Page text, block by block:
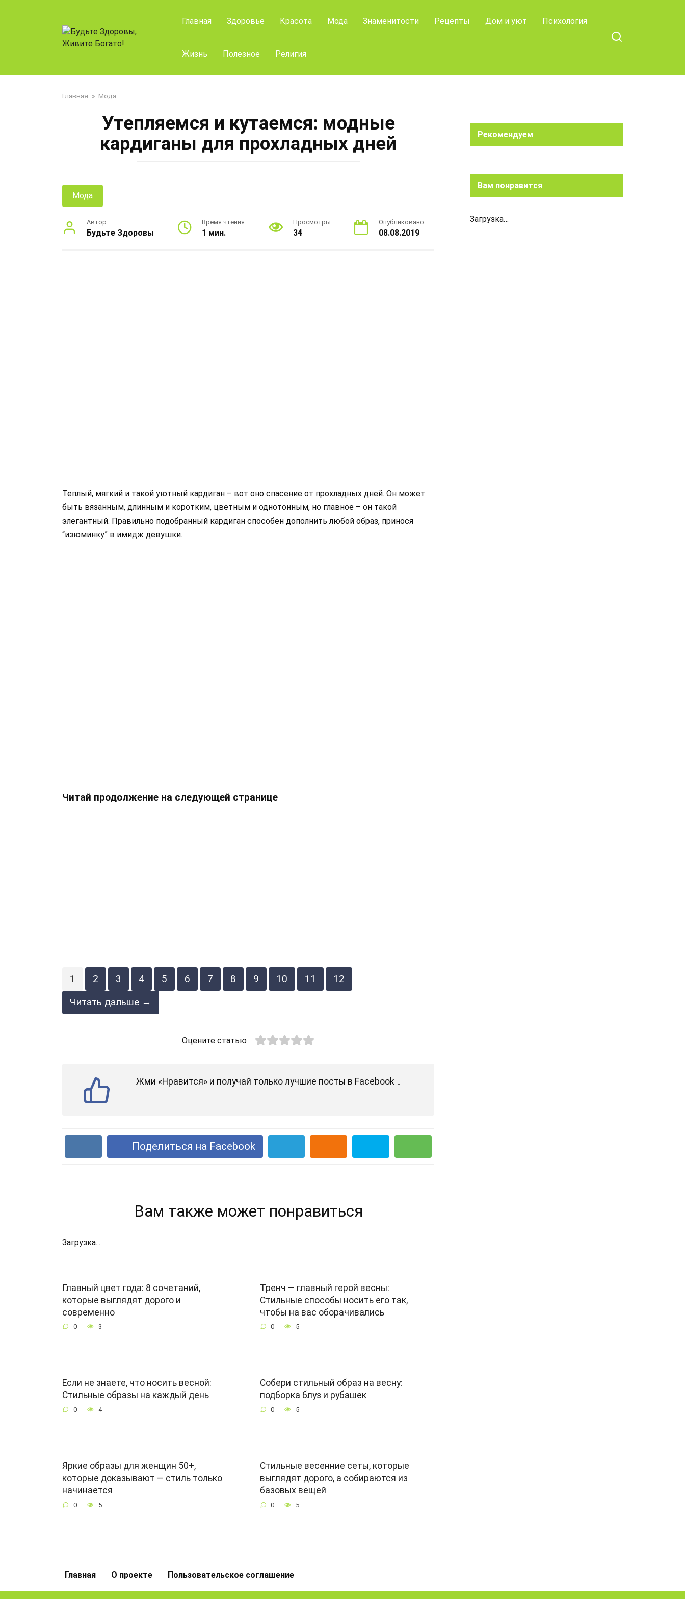
Главная Здоровье Красота Мода Знаменитости Рецепты Дом и уют Психология
Жизнь Полезное Религия
Главная » Мода
Утепляемся и кутаемся: модные
кардиганы для прохладных дней
Мода
Автор
Будьте Здоровы
Время чтения
1 мин.
Просмотры
34
Опубликовано
08.08.2019
Теплый, мягкий и такой уютный кардиган – вот оно спасение от прохладных дней. Он может
быть вязанным, длинным и коротким, цветным и однотонным, но главное – он такой
элегантный. Правильно подобранный кардиган способен дополнить любой образ, принося
“изюминку” в имидж девушки.
Читай продолжение на следующей странице
1 2 3 4 5 6 7 8 9 10 11
12
Читать дальше →
Оцените статью
Жми «Нравится» и получай только лучшие посты в Facebook ↓
Поделиться на Facebook
Вам также может понравиться
Загрузка...
Главный цвет года: 8 сочетаний,
которые выглядят дорого и
современно
0 3
Тренч — главный герой весны:
Стильные способы носить его так,
чтобы на вас оборачивались
0 5
Если не знаете, что носить весной:
Стильные образы на каждый день
0 4
Собери стильный образ на весну:
подборка блуз и рубашек
0 5
Яркие образы для женщин 50+,
которые доказывают — стиль только
начинается
0 5
Стильные весенние сеты, которые
выглядят дорого, а собираются из
базовых вещей
0 5
Рекомендуем
Вам понравится
Загрузка…
Загрузка...
Главная О проекте Пользовательское соглашение